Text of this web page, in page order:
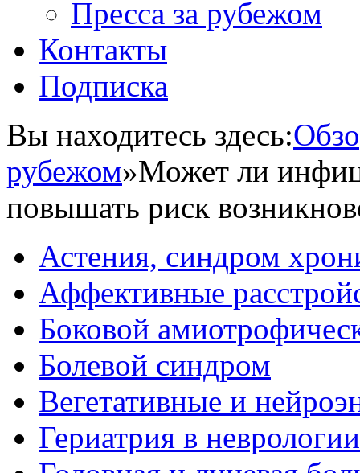
Пресса за рубежом
Контакты
Подписка
Вы находитесь здесь:
рубежом»Может ли
повышать риск
Астения, синдром
Аффективные
Боковой
Болевой синдром
Вегетативные и
Гериатрия в неврологии